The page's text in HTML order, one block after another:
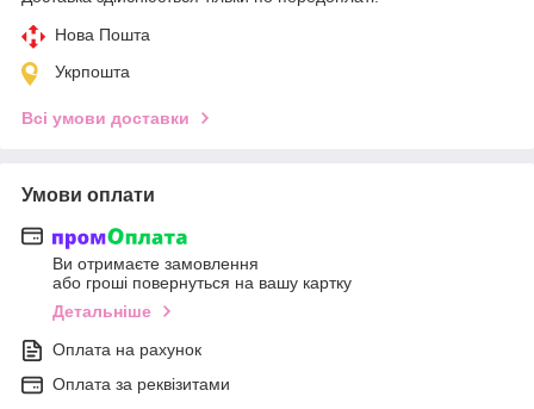
Нова Пошта
Укрпошта
Всі умови доставки
Умови оплати
Ви отримаєте замовлення
або гроші повернуться на вашу картку
Детальніше
Оплата на рахунок
Оплата за реквізитами